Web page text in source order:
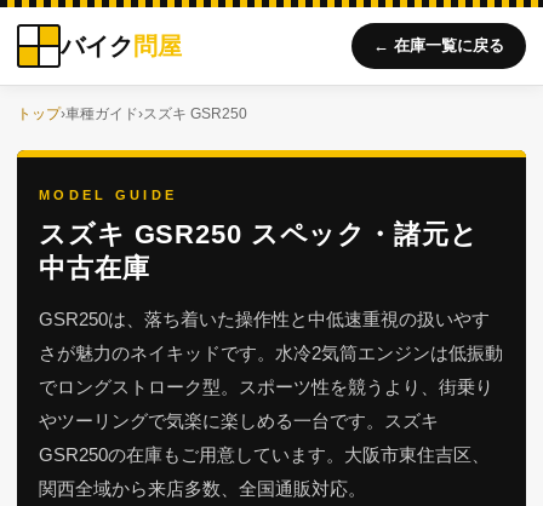
バイク 問屋 ← 在庫一覧に戻る
トップ›車種ガイド›スズキ GSR250
MODEL GUIDE
スズキ GSR250 スペック・諸元と
中古在庫
GSR250は、落ち着いた操作性と中低速重視の扱いやす
さが魅力のネイキッドです。水冷2気筒エンジンは低振動
でロングストローク型。スポーツ性を競うより、街乗り
やツーリングで気楽に楽しめる一台です。スズキ
GSR250の在庫もご用意しています。大阪市東住吉区、
関西全域から来店多数、全国通販対応。